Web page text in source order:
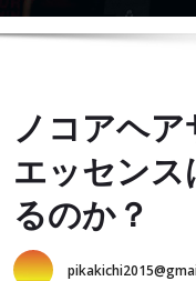
ノコアヘ
エッセン
るのか？